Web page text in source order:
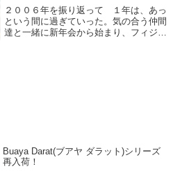
２００６年を振り返って １年は、あっ
という間に過ぎていった。気の合う仲間
達と一緒に新年会から始まり、フィジ
Buaya Darat(ブアヤ ダラット)シリーズ
再入荷！